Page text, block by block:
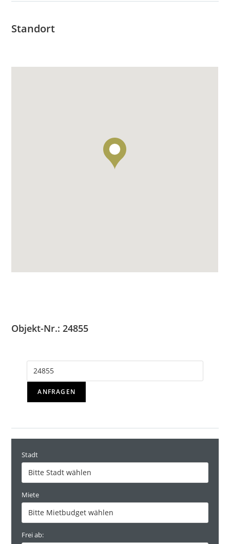
Standort
Objekt-Nr.: 24855
ANFRAGEN
Stadt
Miete
Frei ab: